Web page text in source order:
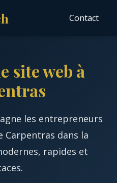
Contact
site web à
les entrepreneurs
Carpentras dans la
rapides et